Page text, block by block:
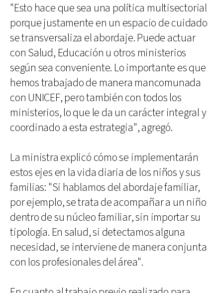
"Esto hace que sea una política multisectorial
porque justamente en un espacio de cuidado
se transversaliza el abordaje. Puede actuar
con Salud, Educación u otros ministerios
según sea conveniente. Lo importante es que
hemos trabajado de manera mancomunada
con UNICEF, pero también con todos los
ministerios, lo que le da un carácter integral y
coordinado a esta estrategia", agregó.
La ministra explicó cómo se implementarán
estos ejes en la vida diaria de los niños y sus
familias: "Si hablamos del abordaje familiar,
por ejemplo, se trata de acompañar a un niño
dentro de su núcleo familiar, sin importar su
tipología. En salud, si detectamos alguna
necesidad, se interviene de manera conjunta
con los profesionales del área".